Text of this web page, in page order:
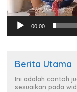
00:00
Berita Utama
Ini adalah contoh
sesuaikan pada